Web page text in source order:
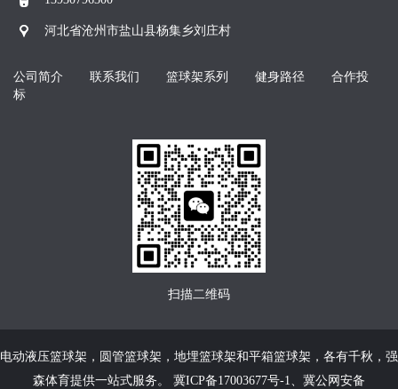
河北省沧州市盐山县杨集乡刘庄村
公司简介 联系我们 篮球架系列 健身路径
合作投
标
扫描二维码
电动液压篮球架 ， 圆管篮球架 ， 地埋篮球架和平箱篮球架 ，各有千秋，强
森体育提供一站式服务。 冀ICP备17003677号-1、 冀公网安备